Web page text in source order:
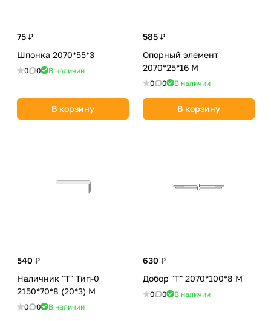
75 ₽
Шпонка 2070*55*3
0 0 В наличии
В корзину
585 ₽
Опорный элемент
2070*25*16 M
0 0 В наличии
В корзину
540 ₽
Наличник "Т" Тип-0
2150*70*8 (20*3) М
0 0 В наличии
630 ₽
Добор "Т" 2070*100*8 М
0 0 В наличии